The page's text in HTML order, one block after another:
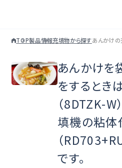
TOP製品情報充填物から探すあんかけ
充填機一覧
充填ラインの自動化
（自動充填機）
オプション一覧
修理受付期間終了製品
あんかけを
をするとき
（8DTZK-
填機の粘体
（
です。